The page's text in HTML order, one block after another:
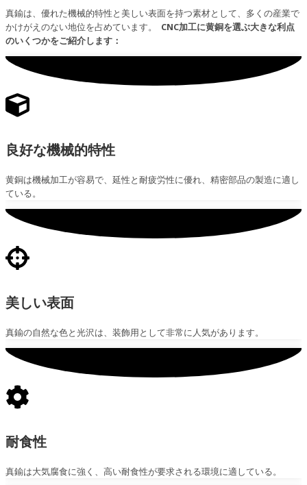
真鍮は、優れた機械的特性と美しい表面を持つ素材として、多くの産業で
かけがえのない地位を占めています。 CNC加工に黄銅を選ぶ大きな利点
のいくつかをご紹介します：
良好な機械的特性
黄銅は機械加工が容易で、延性と耐疲労性に優れ、精密部品の製造に適し
ている。
美しい表面
真鍮の自然な色と光沢は、装飾用として非常に人気があります。
耐食性
真鍮は大気腐食に強く、高い耐食性が要求される環境に適している。